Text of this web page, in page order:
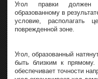
Угол правки должен
образованному в
условие, располагать
поврежденной зоне.
Угол, образованный
быть близким к
обеспечивает точности